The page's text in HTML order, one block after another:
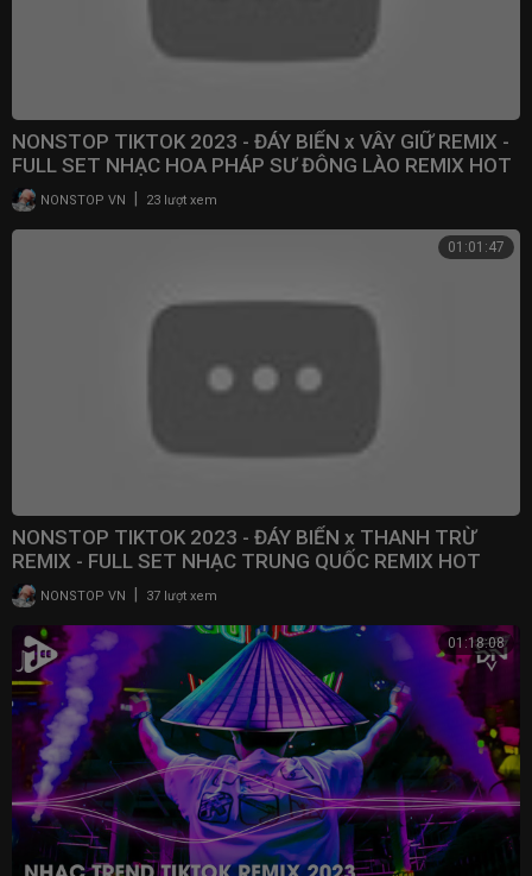
NONSTOP TIKTOK 2023 - ĐÁY BIỂN x VÂY GIỮ REMIX -
FULL SET NHẠC HOA PHÁP SƯ ĐÔNG LÀO REMIX HOT
2023NONSTOP VN 23 lượt xem
01:01:47
NONSTOP TIKTOK 2023 - ĐÁY BIỂN x THANH TRỪ
REMIX - FULL SET NHẠC TRUNG QUỐC REMIX HOT
TRENDS TIKTOK
NONSTOP VN | 37 lượt xem
01:18:08